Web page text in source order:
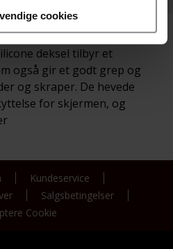
cookies
deksel tilbyr et
også gir et godt grep og
og skraper. De hevede
for skjermen, og
Kundeservice
Salgsbetingelser
Cookie